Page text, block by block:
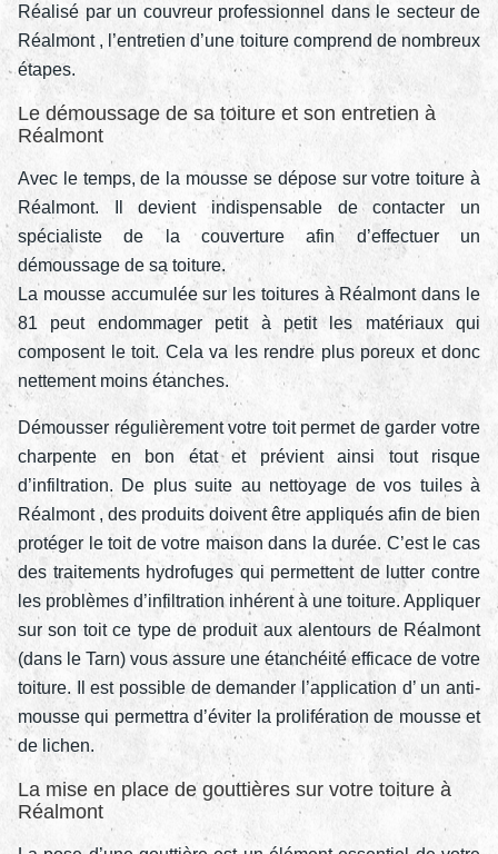
Réalisé par un couvreur professionnel dans le secteur de
Réalmont , l’entretien d’une toiture comprend de nombreux
étapes.
Le démoussage de sa toiture et son entretien à
Réalmont
Avec le temps, de la mousse se dépose sur votre toiture à
Réalmont. Il devient indispensable de contacter un
spécialiste de la couverture afin d’effectuer un
démoussage de sa toiture.
La mousse accumulée sur les toitures à Réalmont dans le
81 peut endommager petit à petit les matériaux qui
composent le toit. Cela va les rendre plus poreux et donc
nettement moins étanches.
Démousser régulièrement votre toit permet de garder votre
charpente en bon état et prévient ainsi tout risque
d’infiltration. De plus suite au nettoyage de vos tuiles à
Réalmont , des produits doivent être appliqués afin de bien
protéger le toit de votre maison dans la durée. C’est le cas
des traitements hydrofuges qui permettent de lutter contre
les problèmes d’infiltration inhérent à une toiture. Appliquer
sur son toit ce type de produit aux alentours de Réalmont
(dans le Tarn) vous assure une étanchéité efficace de votre
toiture. Il est possible de demander l’application d’ un anti-
mousse qui permettra d’éviter la prolifération de mousse et
de lichen.
La mise en place de gouttières sur votre toiture à
Réalmont